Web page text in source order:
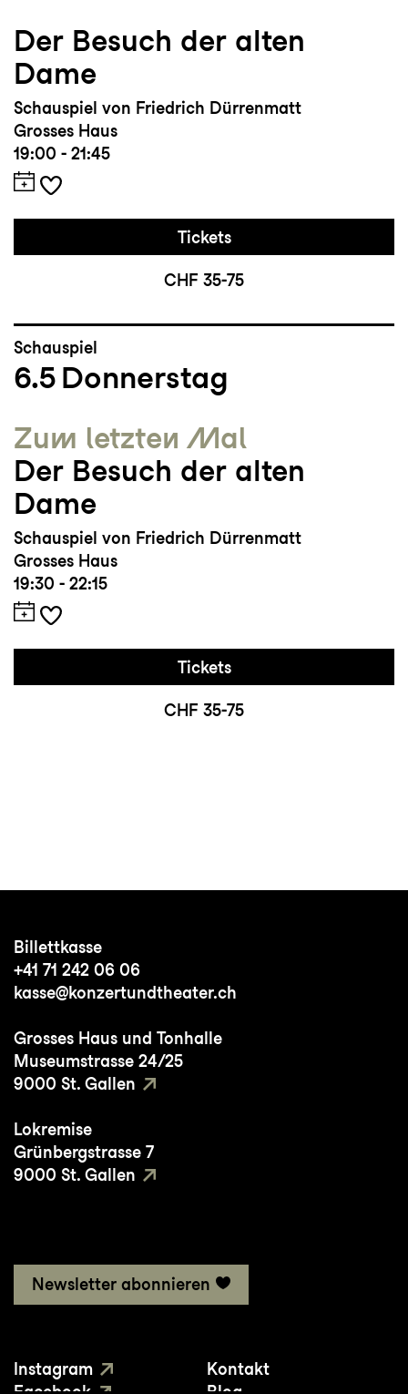
Der Besuch der alten
Dame
Schauspiel von Friedrich Dürrenmatt
Grosses Haus
19:00 - 21:45
Tickets
CHF 35-75
Schauspiel
6.5 Donnerstag
Zum letzten Mal
Der Besuch der alten
Dame
Schauspiel von Friedrich Dürrenmatt
Grosses Haus
19:30 - 22:15
Tickets
CHF 35-75
Billettkasse
+41 71 242 06 06
kasse@konzertundtheater.ch
Grosses Haus und Tonhalle
Museumstrasse 24/25
9000 St. Gallen
Lokremise
Grünbergstrasse 7
9000 St. Gallen
Newsletter abonnieren
Instagram
Kontakt